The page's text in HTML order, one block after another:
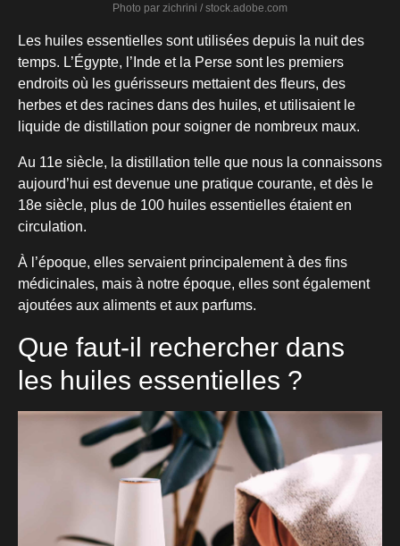
Photo par zichrini / stock.adobe.com
Les huiles essentielles sont utilisées depuis la nuit des
temps. L’Égypte, l’Inde et la Perse sont les premiers
endroits où les guérisseurs mettaient des fleurs, des
herbes et des racines dans des huiles, et utilisaient le
liquide de distillation pour soigner de nombreux maux.
Au 11e siècle, la distillation telle que nous la connaissons
aujourd’hui est devenue une pratique courante, et dès le
18e siècle, plus de 100 huiles essentielles étaient en
circulation.
À l’époque, elles servaient principalement à des fins
médicinales, mais à notre époque, elles sont également
ajoutées aux aliments et aux parfums.
Que faut-il rechercher dans
les huiles essentielles ?